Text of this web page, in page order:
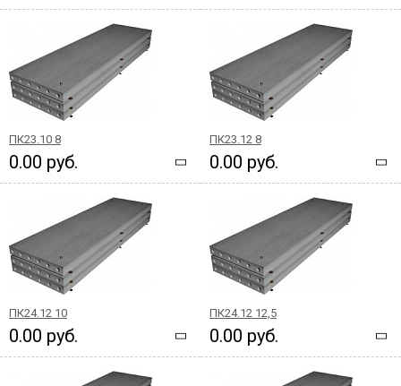
ПК23.10 8
0.00 руб.
ПК23.12 8
0.00 руб.
ПК24.12 10
0.00 руб.
ПК24.12 12,5
0.00 руб.